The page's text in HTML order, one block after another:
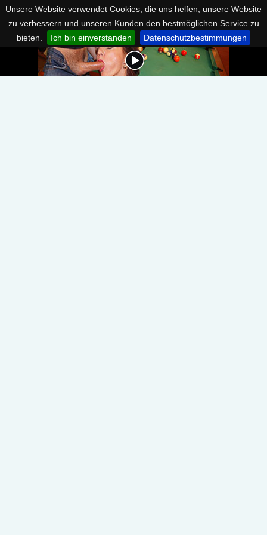
Unsere Website verwendet Cookies, die uns helfen, unsere Website
zu verbessern und unseren Kunden den bestmöglichen Service zu
bieten.
Ich bin einverstanden Datenschutzbestimmungen